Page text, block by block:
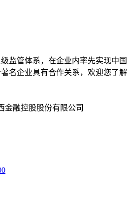
监管体系，在企业内率先实现中国
名企业具有合作关系，欢迎您了解
金融控股股份有限公司